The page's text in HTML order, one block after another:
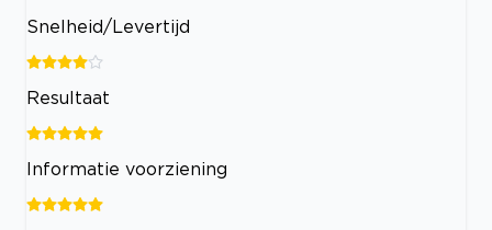
Snelheid/Levertijd
Resultaat
Informatie voorziening